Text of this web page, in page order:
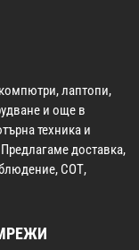
лаптопи,
и още в
техника и
доставка,
СОТ,